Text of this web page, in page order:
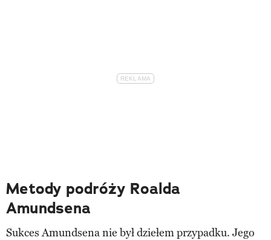
Metody podróży Roalda
Amundsena
Sukces Amundsena nie był dziełem przypadku. Jego